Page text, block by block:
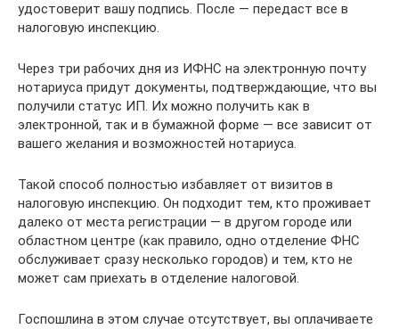
удостоверит вашу подпись. После — передаст все в
налоговую инспекцию.
Через три рабочих дня из ИФНС на электронную почту
нотариуса придут документы, подтверждающие, что вы
получили статус ИП. Их можно получить как в
электронной, так и в бумажной форме — все зависит от
вашего желания и возможностей нотариуса.
Такой способ полностью избавляет от визитов в
налоговую инспекцию. Он подходит тем, кто проживает
далеко от места регистрации — в другом городе или
областном центре (как правило, одно отделение ФНС
обслуживает сразу несколько городов) и тем, кто не
может сам приехать в отделение налоговой.
Госпошлина в этом случае отсутствует, вы оплачиваете